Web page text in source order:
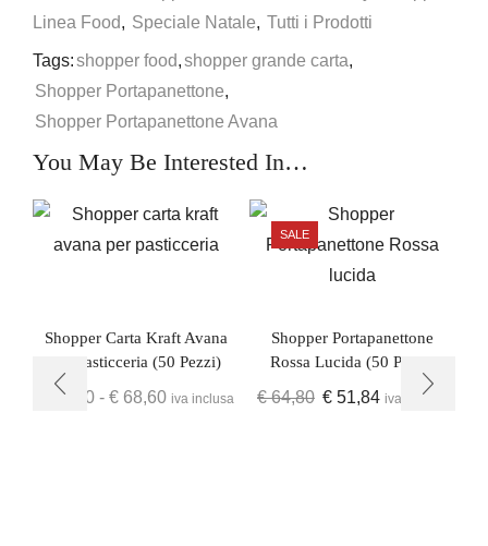
Linea Food, Speciale Natale, Tutti i Prodotti
Tags:shopper food,shopper grande carta,
Shopper Portapanettone,
Shopper Portapanettone Avana
You May Be Interested In…
Shopper Carta Kraft Avana
Per Pasticceria (50 Pezzi)
64,40 - € 68,60 iva inclusa
SALE
Shopper Portapanettone
Rossa Lucida (50 Pezzi)
€64,80 € 51,84 iva inclusa